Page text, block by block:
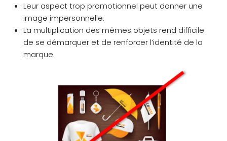
Leur aspect trop promotionnel peut donner une
image impersonnelle.
La multiplication des mêmes objets rend difficile
de se démarquer et de renforcer l’identité de la
marque.